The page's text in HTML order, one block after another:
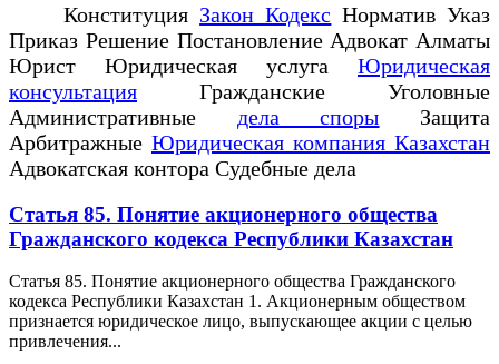
Конституция Закон Кодекс Норматив Указ
Приказ Решение Постановление Адвокат Алматы
Юрист Юридическая услуга Юридическая
консультация Гражданские Уголовные
Административные дела споры Защита
Арбитражные Юридическая компания Казахстан
Адвокатская контора Судебные дела
Статья 85. Понятие акционерного общества
Гражданского кодекса Республики Казахстан
Статья 85. Понятие акционерного общества Гражданского
кодекса Республики Казахстан 1. Акционерным обществом
признается юридическое лицо, выпускающее акции с целью
привлечения...